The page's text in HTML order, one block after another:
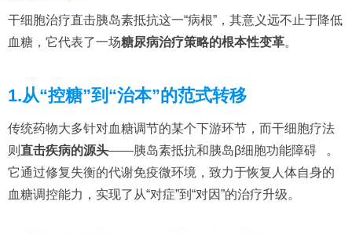
干细胞治疗直击胰岛素抵抗这一“病根”，其意义远不止于降低
血糖，它代表了一场糖尿病治疗策略的根本性变革。
1.从“控糖”到“治本”的范式转移
传统药物大多针对血糖调节的某个下游环节，而干细胞疗法
则 直击疾病的源头——胰岛素抵抗和胰岛β细胞功能障碍
。
它通过修复失衡的代谢免疫微环境，致力于恢复人体自身的
血糖调控能力，实现了从“对症”到“对因”的治疗升级。